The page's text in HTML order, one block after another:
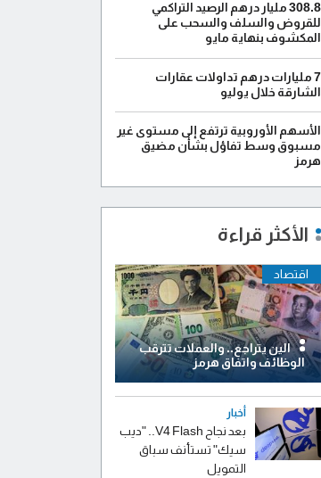
308.8 مليار درهم الرصيد التراكمي
للقروض والسلف والسحب على
المكشوف بنهاية مايو
7 مليارات درهم تداولات عقارات
الشارقة خلال يوليو
الأسهم الأوروبية ترتفع إلى مستوى غير
مسبوق وسط تفاؤل بشأن مضيق
هرمز
الأكثر قراءة
اقتصاد
الين يتراجع.. والعملات تترقب
الوظائف واتفاق هرمز
أخبار
بعد نجاح V4 Flash.. "ديب
سيك" تستأنف سباق
التمويل